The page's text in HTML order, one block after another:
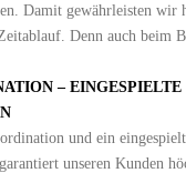
Damit gewährleisten wir
Denn auch beim
– EINGESPIELTE
und ein
unseren Kunden